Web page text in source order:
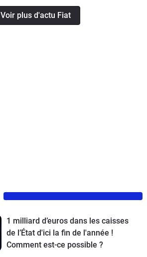
Voir plus d'actu Fiat
1 milliard d’euros dans les caisses
de l’État d'ici la fin de l'année !
Comment est-ce possible ?